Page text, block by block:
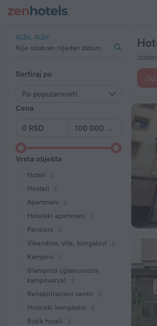
Alžir, Alžir
Nije odabran nijedan datum
Sortiraj po
Po popularnosti
Cena
Vrsta objekta
Hoteli
Hosteli
Apartmani
Hotelski apartmani
Pansioni
Vikendice, vile, bungalovi
Kampovi
Glampinzi (glamurozna
kampovanja)
Rehabilitacioni centri
Hotelski kompleksi
Butik hoteli
20 najboljih hotela Hoteli u Alžir 2026 od